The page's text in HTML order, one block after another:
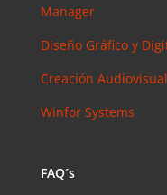
Manager
Diseño Gráfico y
Creación Audiovisual
Winfor Systems
FAQ´s